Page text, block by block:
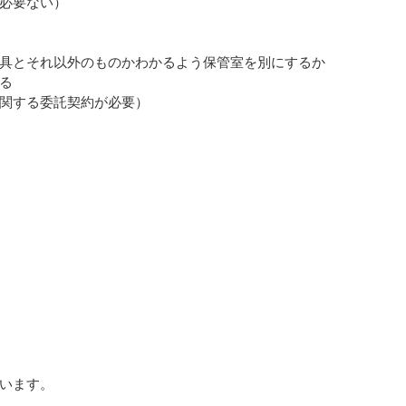
とそれ以外のものかわかるよう保管室を別にするか
する委託契約が必要）
ます。